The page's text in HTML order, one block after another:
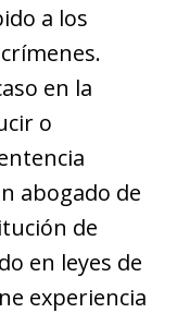
a los
en la
o
abogado de
de
en leyes de
experiencia